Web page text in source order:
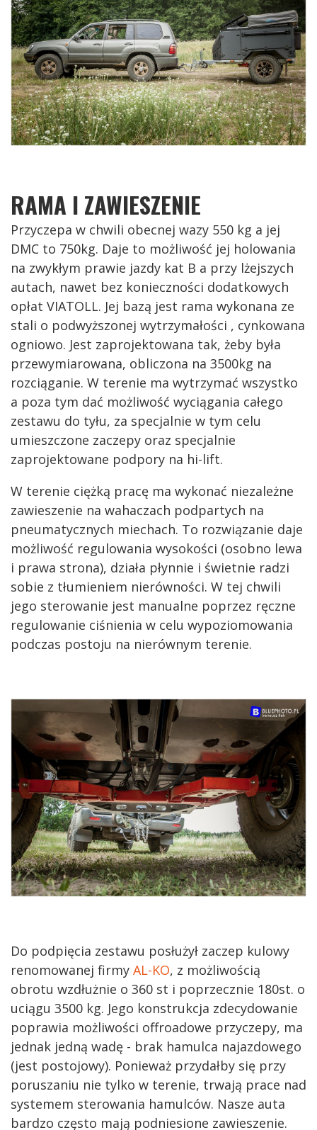
RAMA I ZAWIESZENIE
Przyczepa w chwili obecnej wazy 550 kg a jej
DMC to 750kg. Daje to możliwość jej holowania
na zwykłym prawie jazdy kat B a przy lżejszych
autach, nawet bez konieczności dodatkowych
opłat VIATOLL. Jej bazą jest rama wykonana ze
stali o podwyższonej wytrzymałości , cynkowana
ogniowo. Jest zaprojektowana tak, żeby była
przewymiarowana, obliczona na 3500kg na
rozciąganie. W terenie ma wytrzymać wszystko
a poza tym dać możliwość wyciągania całego
zestawu do tyłu, za specjalnie w tym celu
umieszczone zaczepy oraz specjalnie
zaprojektowane podpory na hi-lift.
W terenie ciężką pracę ma wykonać niezależne
zawieszenie na wahaczach podpartych na
pneumatycznych miechach. To rozwiązanie daje
możliwość regulowania wysokości (osobno lewa
i prawa strona), działa płynnie i świetnie radzi
sobie z tłumieniem nierówności. W tej chwili
jego sterowanie jest manualne poprzez ręczne
regulowanie ciśnienia w celu wypoziomowania
podczas postoju na nierównym terenie.
Do podpięcia zestawu posłużył zaczep kulowy
renomowanej firmy AL-KO, z możliwością
obrotu wzdłużnie o 360 st i poprzecznie 180st. o
uciągu 3500 kg. Jego konstrukcja zdecydowanie
poprawia możliwości offroadowe przyczepy, ma
jednak jedną wadę - brak hamulca najazdowego
(jest postojowy). Ponieważ przydałby się przy
poruszaniu nie tylko w terenie, trwają prace nad
systemem sterowania hamulców. Nasze auta
bardzo często mają podniesione zawieszenie.